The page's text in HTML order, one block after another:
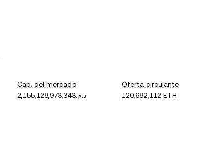
Cap. del mercado
د.م.2,155,128,973,343
Oferta circulante
120,682,112 ETH